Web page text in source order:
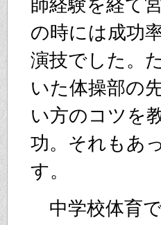
師経験を経て
の時には成功
演技でした。
いた体操部の
い方のコツを
功。それもあ
す。
中学校体育